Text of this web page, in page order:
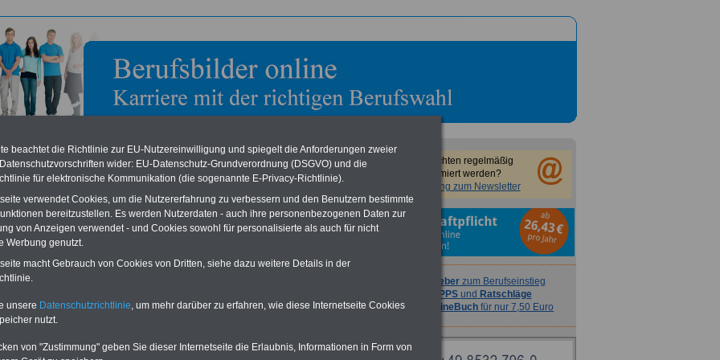
zum Ausbildungsberuf: IT-System-Elektronikerin >
,Telekommunikation
für Ihre Kunden. Dazu installieren Sie alle notwendigen Geräte und
Sie möchten regelmäßig
informiert werden?
Anmeldung zum Newsletter
Ratgeberzum Berufseinstieg
TIPPS und Ratschläge
OnlineBuch für nur 7,50 Euro
beachtet die Richtlinie zur EU-Nutzereinwilligung und spiegelt die Anforderungen zweier
wider: EU-Datenschutz-Grundverordnung (DSGVO) und die
für elektronische Kommunikation (die sogenannte E-Privacy-Richtlinie).
verwendet Cookies, um die Nutzererfahrung zu verbessern und den Benutzern bestimmte
bereitzustellen. Es werden Nutzerdaten - auch ihre personenbezogenen Daten zur
von Anzeigen verwendet - und Cookies sowohl für personalisierte als auch für nicht
Werbung genutzt.
macht Gebrauch von Cookies von Dritten, siehe dazu weitere Details in der
unsere Datenschutzrichtlinie, um mehr darüber zu erfahren, wie diese Internetseite Cookies
nutzt.
von "Zustimmung" geben Sie dieser Internetseite die Erlaubnis, Informationen in Form von